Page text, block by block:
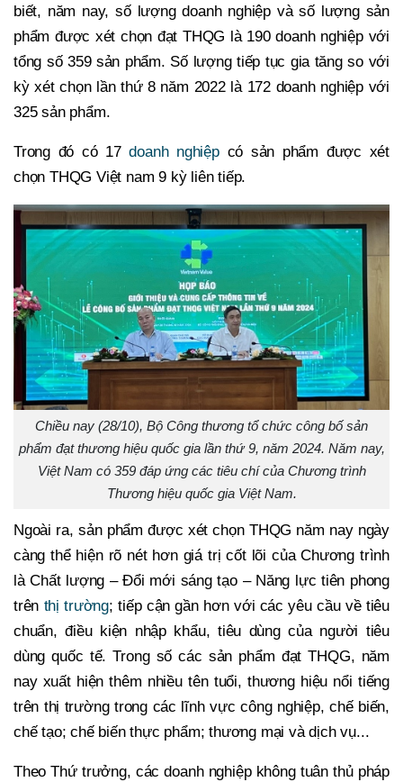
biết, năm nay, số lượng doanh nghiệp và số lượng sản
phẩm được xét chọn đạt THQG là 190 doanh nghiệp với
tổng số 359 sản phẩm. Số lượng tiếp tục gia tăng so với
kỳ xét chọn lần thứ 8 năm 2022 là 172 doanh nghiệp với
325 sản phẩm.
Trong đó có 17doanh nghiệpcó sản phẩm được xét
chọn THQG Việt nam 9 kỳ liên tiếp.
Chiều nay (28/10), Bộ Công thương tổ chức công bố sản
phẩm đạt thương hiệu quốc gia lần thứ 9, năm 2024. Năm nay,
Việt Nam có 359 đáp ứng các tiêu chí của Chương trình
Thương hiệu quốc gia Việt Nam.
Ngoài ra, sản phẩm được xét chọn THQG năm nay ngày
càng thể hiện rõ nét hơn giá trị cốt lõi của Chương trình
là Chất lượng – Đổi mới sáng tạo – Năng lực tiên phong
trên thị trường; tiếp cận gần hơn với các yêu cầu về tiêu
chuẩn, điều kiện nhập khẩu, tiêu dùng của người tiêu
dùng quốc tế. Trong số các sản phẩm đạt THQG, năm
nay xuất hiện thêm nhiều tên tuổi, thương hiệu nổi tiếng
trên thị trường trong các lĩnh vực công nghiệp, chế biến,
chế tạo; chế biến thực phẩm; thương mại và dịch vụ...
Theo Thứ trưởng, các doanh nghiệp không tuân thủ pháp